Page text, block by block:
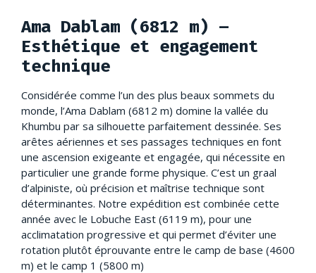
Ama Dablam (6812 m) –
Esthétique et engagement
technique
Considérée comme l’un des plus beaux sommets du
monde, l’Ama Dablam (6812 m) domine la vallée du
Khumbu par sa silhouette parfaitement dessinée. Ses
arêtes aériennes et ses passages techniques en font
une ascension exigeante et engagée, qui nécessite en
particulier une grande forme physique. C’est un graal
d’alpiniste, où précision et maîtrise technique sont
déterminantes. Notre expédition est combinée cette
année avec le Lobuche East (6119 m), pour une
acclimatation progressive et qui permet d’éviter une
rotation plutôt éprouvante entre le camp de base (4600
m) et le camp 1 (5800 m)